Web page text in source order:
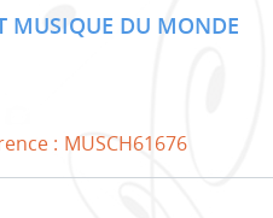
MUSIQUE DU MONDE
: MUSCH61676